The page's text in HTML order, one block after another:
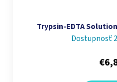
Trypsin-EDTA
Dostupnosť